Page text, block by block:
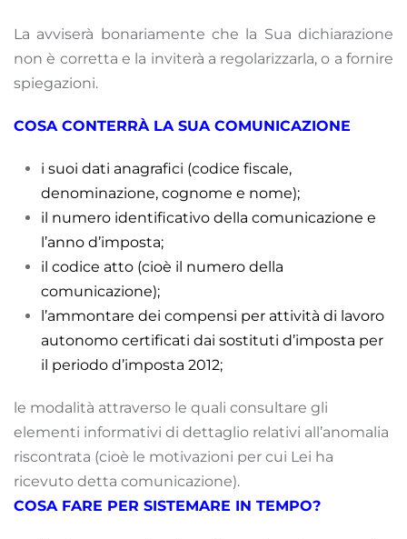
La avviserà bonariamente che la Sua dichiarazione
non è corretta e la inviterà a regolarizzarla, o a fornire
spiegazioni.
COSA CONTERRÀ LA SUA COMUNICAZIONE
i suoi dati anagrafici (codice fiscale,
denominazione, cognome e nome);
il numero identificativo della comunicazione e
l’anno d’imposta;
il codice atto (cioè il numero della
comunicazione);
l’ammontare dei compensi per attività di lavoro
autonomo certificati dai sostituti d’imposta per
il periodo d’imposta 2012;
le modalità attraverso le quali consultare gli
elementi informativi di dettaglio relativi all’anomalia
riscontrata (cioè le motivazioni per cui Lei ha
ricevuto detta comunicazione).
COSA FARE PER SISTEMARE IN TEMPO?